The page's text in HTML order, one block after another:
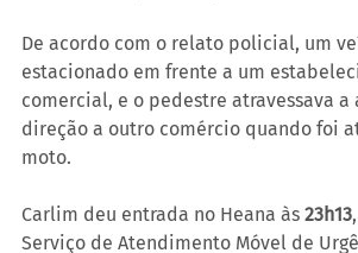
De acordo com o relato policial, um
estacionado em frente a um
comercial, e o pedestre atravessava a
direção a outro comércio quando foi
moto.
Carlim deu entrada no Heana às 23h13
Serviço de Atendimento Móvel de